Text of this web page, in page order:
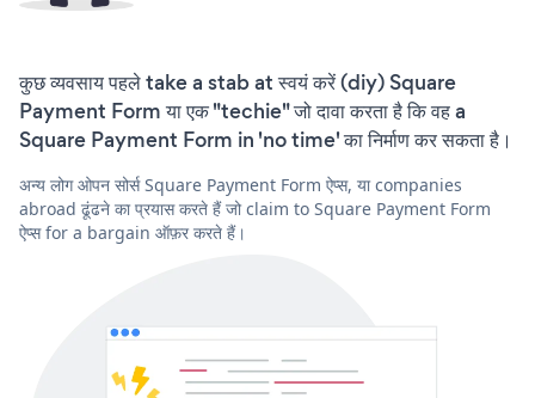
कुछ व्यवसाय पहले take a stab at स्वयं करें (diy) Square
Payment Form या एक "techie" जो दावा करता है कि वह a
Square Payment Form in 'no time' का निर्माण कर सकता है।
अन्य लोग ओपन सोर्स Square Payment Form ऐप्स, या companies
abroad ढूंढने का प्रयास करते हैं जो claim to Square Payment Form
ऐप्स for a bargain ऑफ़र करते हैं।